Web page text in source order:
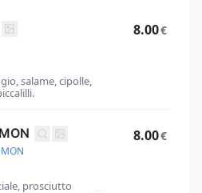
salame, cipolle,
8.00€
prosciutto
8.00€